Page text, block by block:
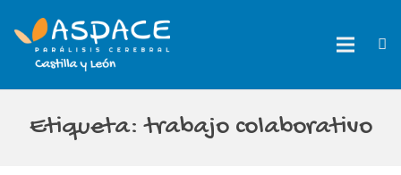
Etiqueta:trabajo colaborativo